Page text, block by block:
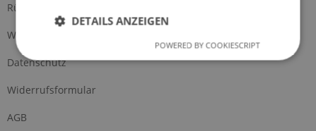
Rückgabe
Widerrufsrecht
Datenschutz
Widerrufsformular
AGB
DETAILS ANZEIGEN
POWERED BY COOKIESCRIPT